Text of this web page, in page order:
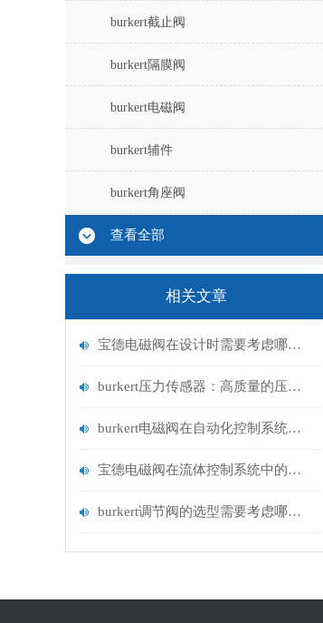
burkert截止阀
burkert隔膜阀
burkert电磁阀
burkert辅件
burkert角座阀
查看全部
相关文章
宝德电磁阀在设计时需要考虑哪些因素？
burkert压力传感器：高质量的压力测量解决方案
burkert电磁阀在自动化控制系统中的应用
宝德电磁阀在流体控制系统中的应用
burkert调节阀的选型需要考虑哪些因素？